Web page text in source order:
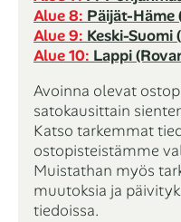
Alue 8: Päijät-Häme
Alue 9: Keski-Suomi
Alue 10: Lappi
Avoinna olevat
satokausittain
Katso tarkemmat
ostopisteistämme
Muistathan myös
muutoksia ja
tiedoissa.